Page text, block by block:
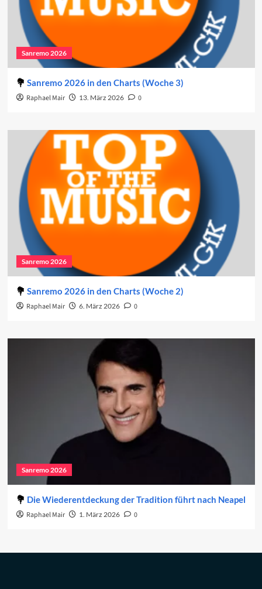
Sanremo 2026
Sanremo 2026 in den Charts (Woche 3)
Raphael Mair 13. März 2026 0
Sanremo 2026
Sanremo 2026 in den Charts (Woche 2)
Raphael Mair 6. März 2026 0
Sanremo 2026
Die Wiederentdeckung der Tradition führt nach Neapel
Raphael Mair 1. März 2026 0